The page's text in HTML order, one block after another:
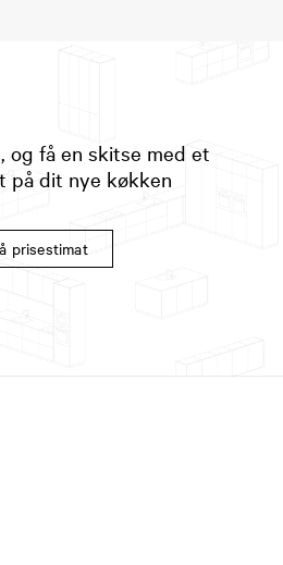
og få en skitse med et
på dit nye køkken
prisestimat